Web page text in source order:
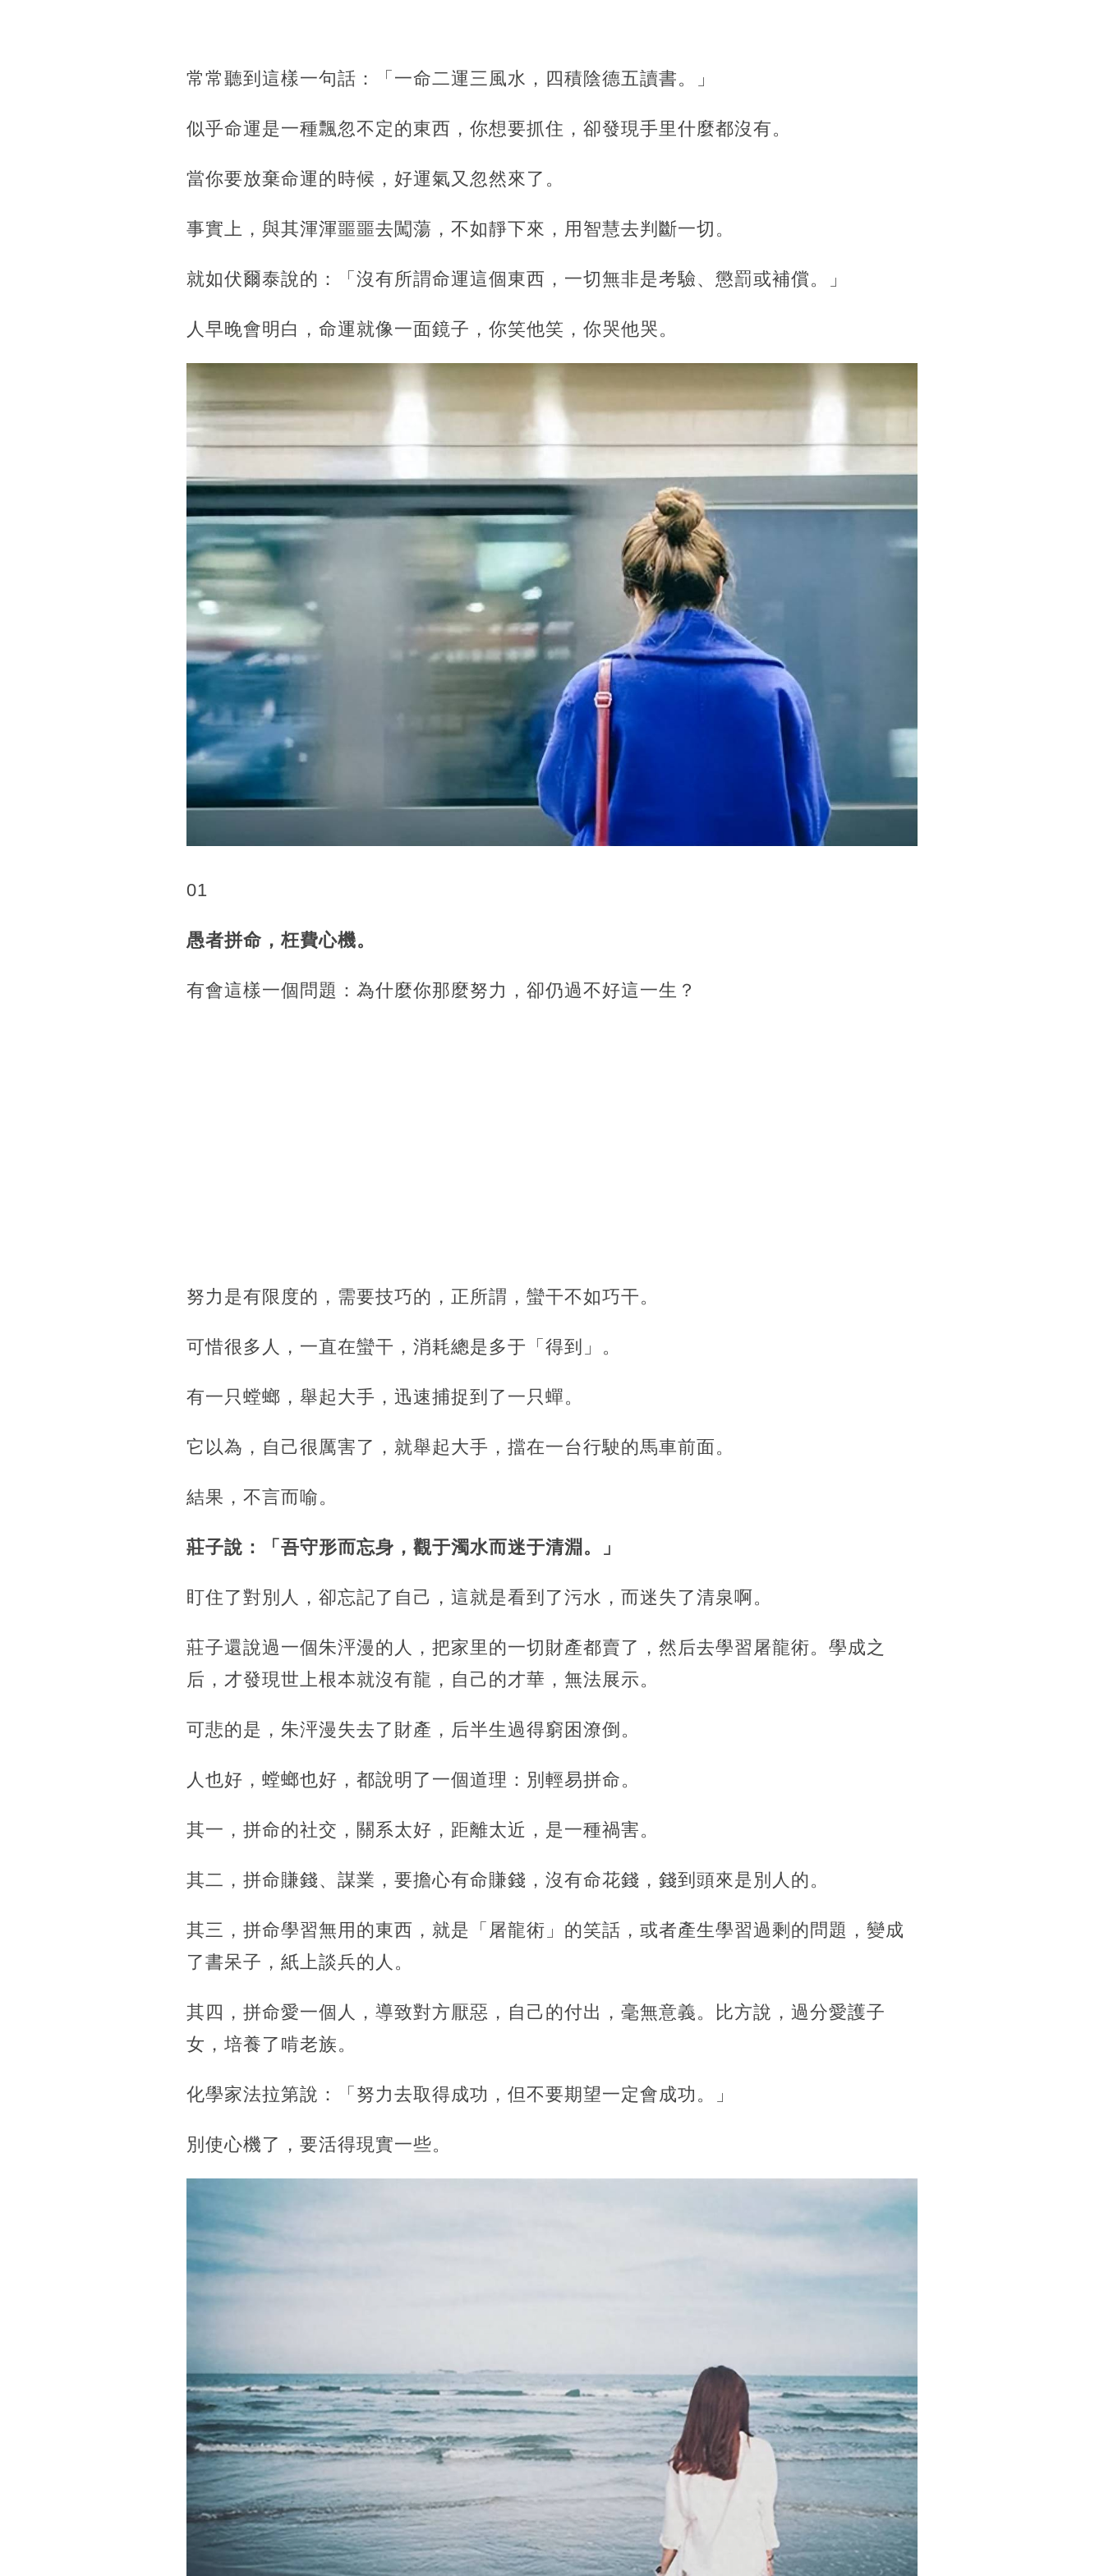
常常聽到這樣一句話：「一命二運三風水，四積陰德五讀書。」
似乎命運是一種飄忽不定的東西，你想要抓住，卻發現手里什麼都沒有。
當你要放棄命運的時候， 好運氣又忽然來了。
事實上，與其渾渾噩噩去闖蕩，不如靜下來，用智慧去判斷一切。
就如伏爾泰說的：「沒有所謂命運這個東西，一切無非是考驗、懲罰或補償。」
人早晚會明白， 命運就像一面鏡子，你笑他笑，你哭他哭。
01
愚者拼命，枉費心機。
有會這樣一個問題：為什麼你那麼努力，卻仍過不好這一生？
努力是有限度的，需要技巧的，正所謂，蠻干不如巧干。
可惜很多人，一直在蠻干，消耗總是多于「得到」。
有一只螳螂，舉起大手，迅速捕捉到了一只蟬。
它以為，自己很厲害了，就舉起大手，擋在一台行駛的馬車前面。
結果，不言而喻。
莊子說：「吾守形而忘身，觀于濁水而迷于清淵。」
盯住了對別人，卻忘記了自己，這就是看到了污水，而迷失了清泉啊。
莊子還說過一個朱泙漫的人，把家里的一切財產都賣了，然后去學習屠龍術。學成之
后，才發現世上根本就沒有龍，自己的才華，無法展示。
可悲的是，朱泙漫失去了財產，后半生過得窮困潦倒。
人也好，螳螂也好，都說明了一個道理：別輕易拼命。
其一，拼命的社交，關系太好，距離太近，是一種禍害。
其二，拼命賺錢、謀業，要擔心有命賺錢，沒有命花錢，錢到頭來是別人的。
其三，拼命學習無用的東西，就是「屠龍術」的笑話，或者產生學習過剩的問題，變成
了書呆子，紙上談兵的人。
其四，拼命愛一個人，導致對方厭惡，自己的付出，毫無意義。比方說，過分愛護子
女，培養了啃老族。
化學家法拉第說：「努力去取得成功，但不要期望一定會成功。」
別使心機了，要活得現實一些。